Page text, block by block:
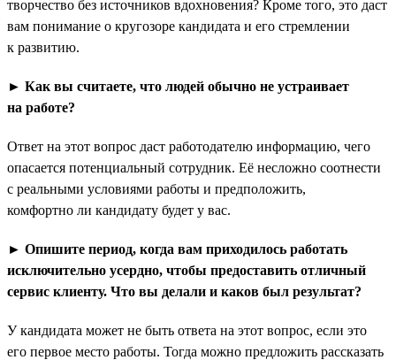
творчество без источников вдохновения? Кроме того, это даст
вам понимание о кругозоре кандидата и его стремлении
к развитию.
► Как вы считаете, что людей обычно не устраивает
на работе?
Ответ на этот вопрос даст работодателю информацию, чего
опасается потенциальный сотрудник. Её несложно соотнести
с реальными условиями работы и предположить,
комфортно ли кандидату будет у вас.
► Опишите период, когда вам приходилось работать
исключительно усердно, чтобы предоставить отличный
сервис клиенту. Что вы делали и каков был результат?
У кандидата может не быть ответа на этот вопрос, если это
его первое место работы. Тогда можно предложить рассказать